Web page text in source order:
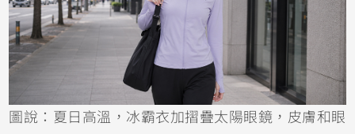
圖說：夏日高溫，冰霸衣加摺疊太陽眼鏡，皮膚和眼